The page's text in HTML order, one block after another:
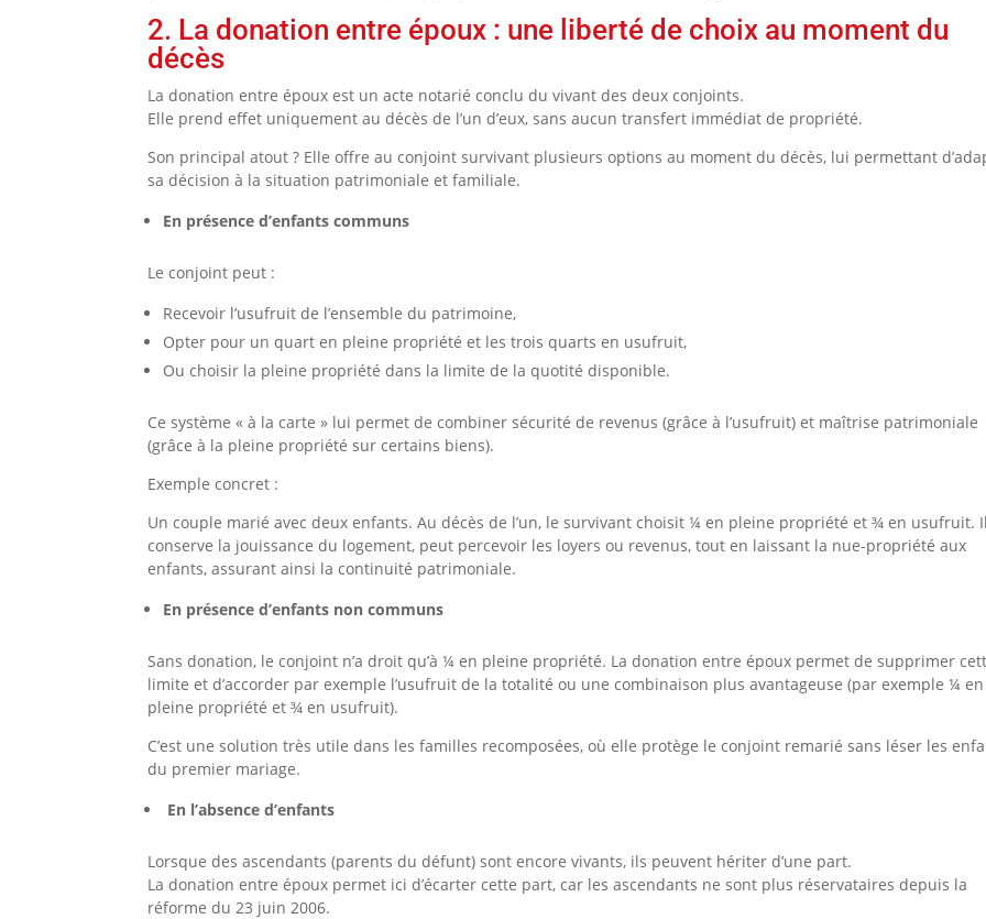
2. La donation entre époux : une liberté de choix au moment du
décès
La donation entre époux est un acte notarié conclu du vivant des deux conjoints.
Elle prend effet uniquement au décès de l’un d’eux, sans aucun transfert immédiat de propriété.
Son principal atout ? Elle offre au conjoint survivant plusieurs options au moment du décès, lui permettant
sa décision à la situation patrimoniale et familiale.
En présence d’enfants communs
Le conjoint peut :
Recevoir l’usufruit de l’ensemble du patrimoine,
Opter pour un quart en pleine propriété et les trois quarts en usufruit,
Ou choisir la pleine propriété dans la limite de la quotité disponible.
Ce système « à la carte » lui permet de combiner sécurité de revenus (grâce à l’usufruit) et maîtrise patrimoniale
(grâce à la pleine propriété sur certains biens).
Exemple concret :
Un couple marié avec deux enfants. Au décès de l’un, le survivant choisit ¼ en pleine propriété et ¾ en usufruit.
conserve la jouissance du logement, peut percevoir les loyers ou revenus, tout en laissant la nue-propriété aux
enfants, assurant ainsi la continuité patrimoniale.
En présence d’enfants non communs
Sans donation, le conjoint n’a droit qu’à ¼ en pleine propriété. La donation entre époux permet de supprimer
limite et d’accorder par exemple l’usufruit de la totalité ou une combinaison plus avantageuse (par exemple ¼ en
pleine propriété et ¾ en usufruit).
C’est une solution très utile dans les familles recomposées, où elle protège le conjoint remarié sans léser les
du premier mariage.
En l’absence d’enfants
Lorsque des ascendants (parents du défunt) sont encore vivants, ils peuvent hériter d’une part.
La donation entre époux permet ici d’écarter cette part, car les ascendants ne sont plus réservataires depuis la
réforme du 23 juin 2006.